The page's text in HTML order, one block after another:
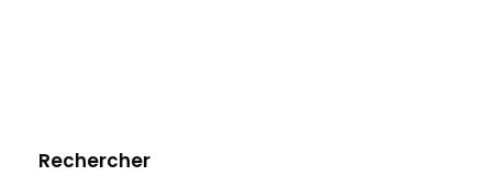
Rechercher